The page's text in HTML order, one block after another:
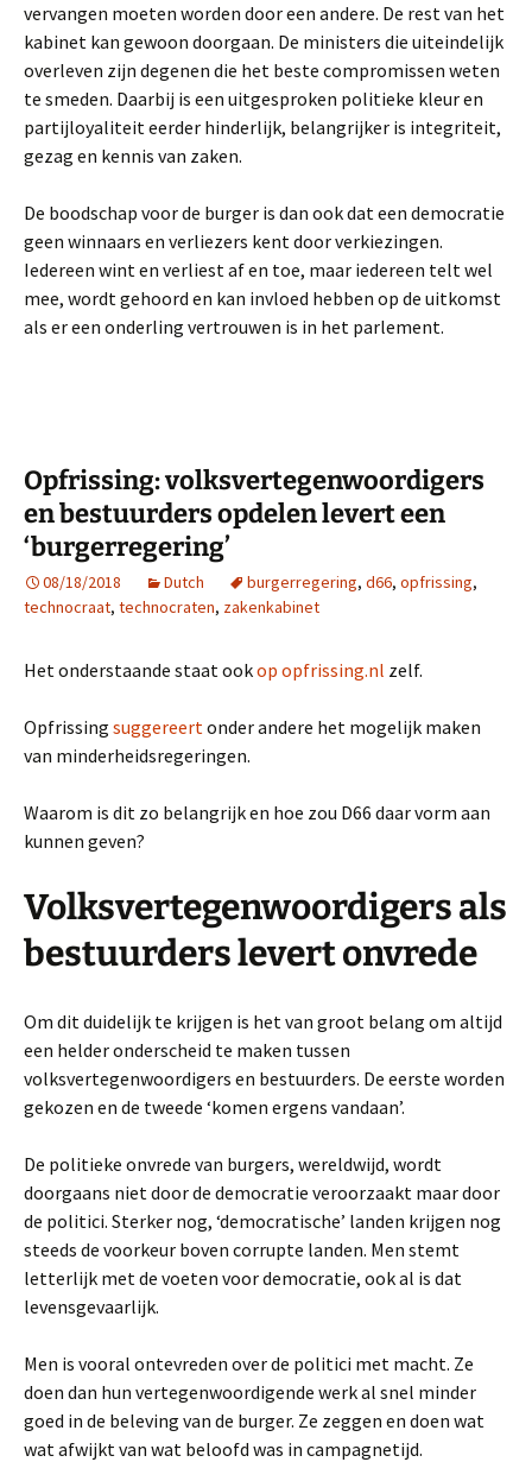
vervangen moeten worden door een andere. De rest van het
kabinet kan gewoon doorgaan. De ministers die uiteindelijk
overleven zijn degenen die het beste compromissen weten
te smeden. Daarbij is een uitgesproken politieke kleur en
partijloyaliteit eerder hinderlijk, belangrijker is integriteit,
gezag en kennis van zaken.
De boodschap voor de burger is dan ook dat een democratie
geen winnaars en verliezers kent door verkiezingen.
Iedereen wint en verliest af en toe, maar iedereen telt wel
mee, wordt gehoord en kan invloed hebben op de uitkomst
als er een onderling vertrouwen is in het parlement.
Opfrissing: volksvertegenwoordigers
en bestuurders opdelen levert een
‘burgerregering’
08/18/2018 Dutch burgerregering, d66, opfrissing,
technocraat, technocraten, zakenkabinet
Het onderstaande staat ookop opfrissing.nl zelf.
Opfrissing suggereertonder andere het mogelijk maken
van minderheidsregeringen.
Waarom is dit zo belangrijk en hoe zou D66 daar vorm aan
kunnen geven?
Volksvertegenwoordigers als
bestuurders levert onvrede
Om dit duidelijk te krijgen is het van groot belang om altijd
een helder onderscheid te maken tussen
volksvertegenwoordigers en bestuurders. De eerste worden
gekozen en de tweede ‘komen ergens vandaan’.
De politieke onvrede van burgers, wereldwijd, wordt
doorgaans niet door de democratie veroorzaakt maar door
de politici. Sterker nog, ‘democratische’ landen krijgen nog
steeds de voorkeur boven corrupte landen. Men stemt
letterlijk met de voeten voor democratie, ook al is dat
levensgevaarlijk.
Men is vooral ontevreden over de politici met macht. Ze
doen dan hun vertegenwoordigende werk al snel minder
goed in de beleving van de burger. Ze zeggen en doen wat
wat afwijkt van wat beloofd was in campagnetijd.